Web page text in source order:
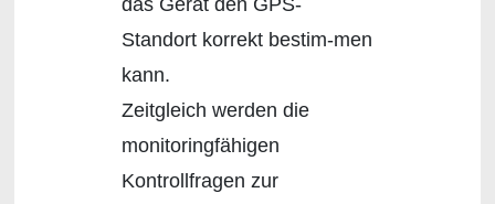
das Gerät den GPS-
Standort korrekt bestim-men
kann.
Zeitgleich werden die
monitoringfähigen
Kontrollfragen zur